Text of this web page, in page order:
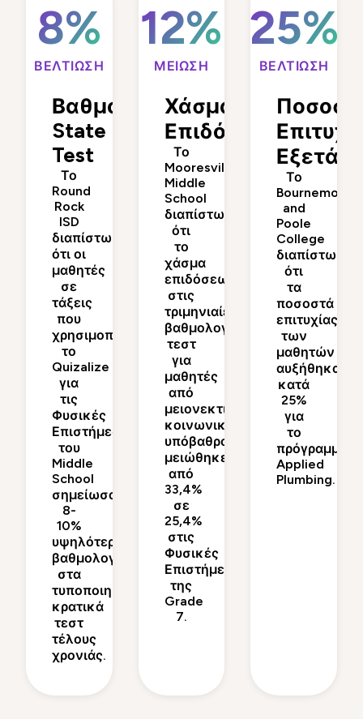
8%
ΒΕΛΤΊΩΣΗ
Βαθμολογίες
State
Test
Το
Round
Rock
ISD
διαπίστωσε
ότι οι
μαθητές
σε
τάξεις
που
χρησιμοποιούσαν
το
Quizalize
για
τις
Φυσικές
Επιστήμες
του
Middle
School
σημείωσαν
8-
10%
υψηλότερη
βαθμολογία
στα
τυποποιημένα
κρατικά
τεστ
τέλους
χρονιάς.
12%
ΜΕΊΩΣΗ
Χάσμα
Επιδόσεων
Το
Mooresville
Middle
School
διαπίστωσε
ότι
το
χάσμα
επιδόσεων
στις
τριμηνιαίες
βαθμολογίες
τεστ
για
μαθητές
από
μειονεκτικό
κοινωνικοοικονομικό
υπόβαθρο
μειώθηκε
από
33,4%
σε
25,4%
στις
Φυσικές
Επιστήμες
της
Grade
7.
25%
ΒΕΛΤΊΩΣΗ
Το
Bournemouth
and
Poole
College
διαπίστωσε
ότι
τα
ποσοστά
επιτυχίας
των
μαθητών
αυξήθηκαν
κατά
25%
για
το
πρόγραμμα
Applied
Plumbing.